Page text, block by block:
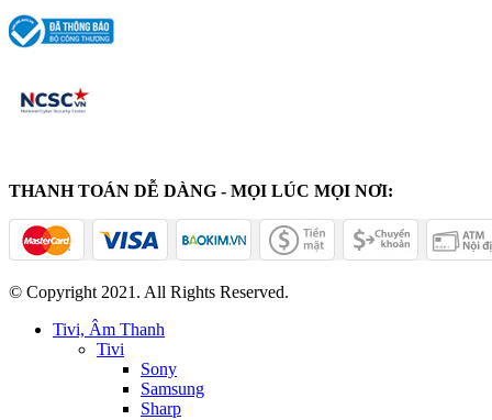
THANH TOÁN DỄ DÀNG - MỌI LÚC MỌI NƠI:
© Copyright 2021. All Rights Reserved.
Tivi, Âm Thanh
Tivi
Sony
Samsung
Sharp